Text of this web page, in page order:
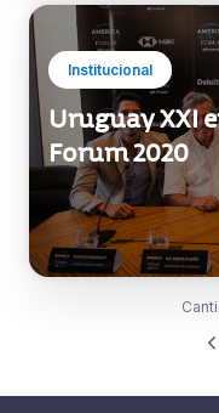
Institucional
Uruguay XXI
Forum 2020